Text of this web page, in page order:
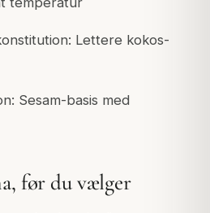
Lettere kokos-
Sesam-basis med
før du vælger